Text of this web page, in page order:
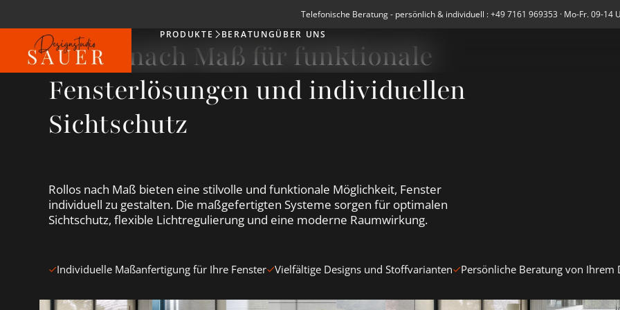
Telefonische Beratung - persönlich & individuell : +49 7161 969353 · Mo-Fr. 09-14
Produkte
PRODUKTE BERATUNGÜBER UNS
Rollos nach Maß für funktionale
Fensterlösungen und individuellen
Sichtschutz
Rollos nach Maß bieten eine stilvolle und funktionale Möglichkeit, Fenster
individuell zu gestalten. Die maßgefertigten Systeme sorgen für optimalen
Sichtschutz, flexible Lichtregulierung und eine moderne Raumwirkung.
Individuelle Maßanfertigung für Ihre Fenster Vielfältige Designs und Stoffvarianten Persönliche Beratung von Ihrem